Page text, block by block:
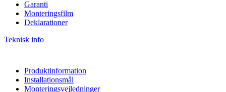
Garanti
Monteringsfilm
Deklarationer
Teknisk info
Produktinformation
Installationsmål
Monteringsvejledninger